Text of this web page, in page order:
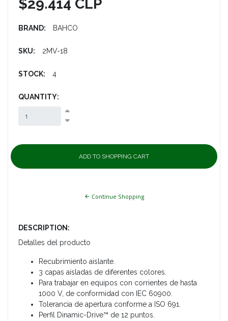
$29.414 CLP
BRAND: BAHCO
SKU: 2MV-18
STOCK: 4
QUANTITY:
Continue Shopping
DESCRIPTION:
Detalles del producto
Recubrimiento aislante.
3 capas aisladas de diferentes colores.
Para trabajar en equipos con corrientes de hasta
1000 V, de conformidad con IEC 60900.
Tolerancia de apertura conforme a ISO 691.
Perfil Dinamic-Drive™ de 12 puntos.